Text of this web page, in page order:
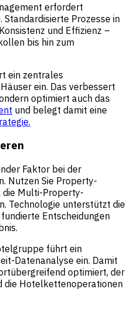
erfordert
Prozesse in
und Effizienz –
bis hin zum
ein zentrales
ein. Das verbessert
optimiert auch das
und belegt damit eine
Faktor bei der
Nutzen Sie Property-
die Multi-Property-
Technologie unterstützt die
Entscheidungen
führt ein
Datenanalyse ein. Damit
optimiert, der
die Hotelkettenoperationen